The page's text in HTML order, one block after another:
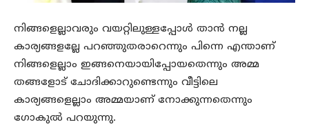
നിങ്ങളെല്ലാവരും വയറ്റിലുള്ളപ്പോള്‍ താന്‍ നല്ല
കാര്യങ്ങളല്ലേ പറഞ്ഞുതരാറെന്നും പിന്നെ എന്താണ്
നിങ്ങളെല്ലാം ഇങ്ങനെയായിപ്പോയതെന്നും അമ്മ
തങ്ങളോട് ചോദിക്കാറുണ്ടെന്നും വീട്ടിലെ
കാര്യങ്ങളെല്ലാം അമ്മയാണ് നോക്കുന്നതെന്നും
ഗോകുല്‍ പറയുന്നു.